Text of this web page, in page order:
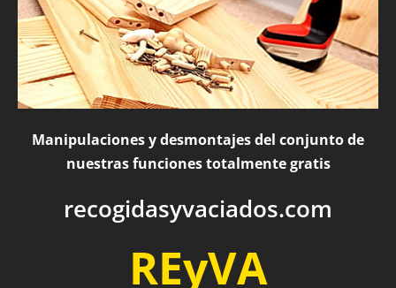
Manipulaciones y desmontajes del conjunto de
nuestras funciones totalmente gratis
recogidasyvaciados.com
REyVA